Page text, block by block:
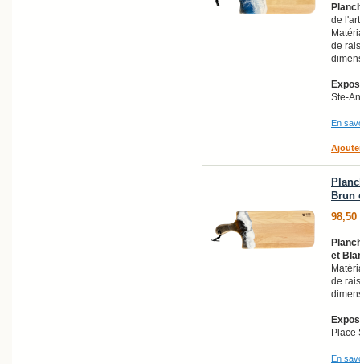
de
de
Ste-
En
Brun
98,50
et
de
Place
En